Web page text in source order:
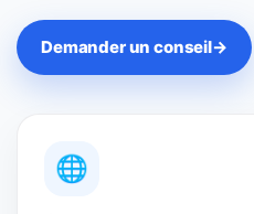
Demander un conseil→
🌐